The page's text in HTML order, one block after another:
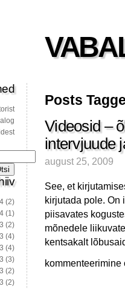
Posts
Videosid –
intervjuude
august 25, 2009
See, et
kirjutada pole. On
piisavates
mõnedele
kentsakalt
Videosid
(2)
(1)
(2)
(4)
(4)
(3)
(2)
(2)